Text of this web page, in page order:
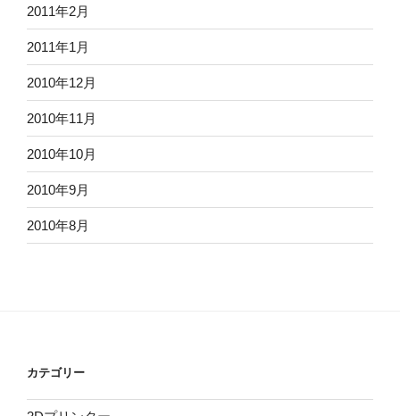
2011年2月
2011年1月
2010年12月
2010年11月
2010年10月
2010年9月
2010年8月
カテゴリー